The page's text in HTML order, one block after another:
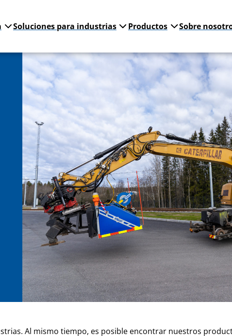
Soluciones para industrias Productos Sobre
Al mismo tiempo, es posible encontrar nuestros